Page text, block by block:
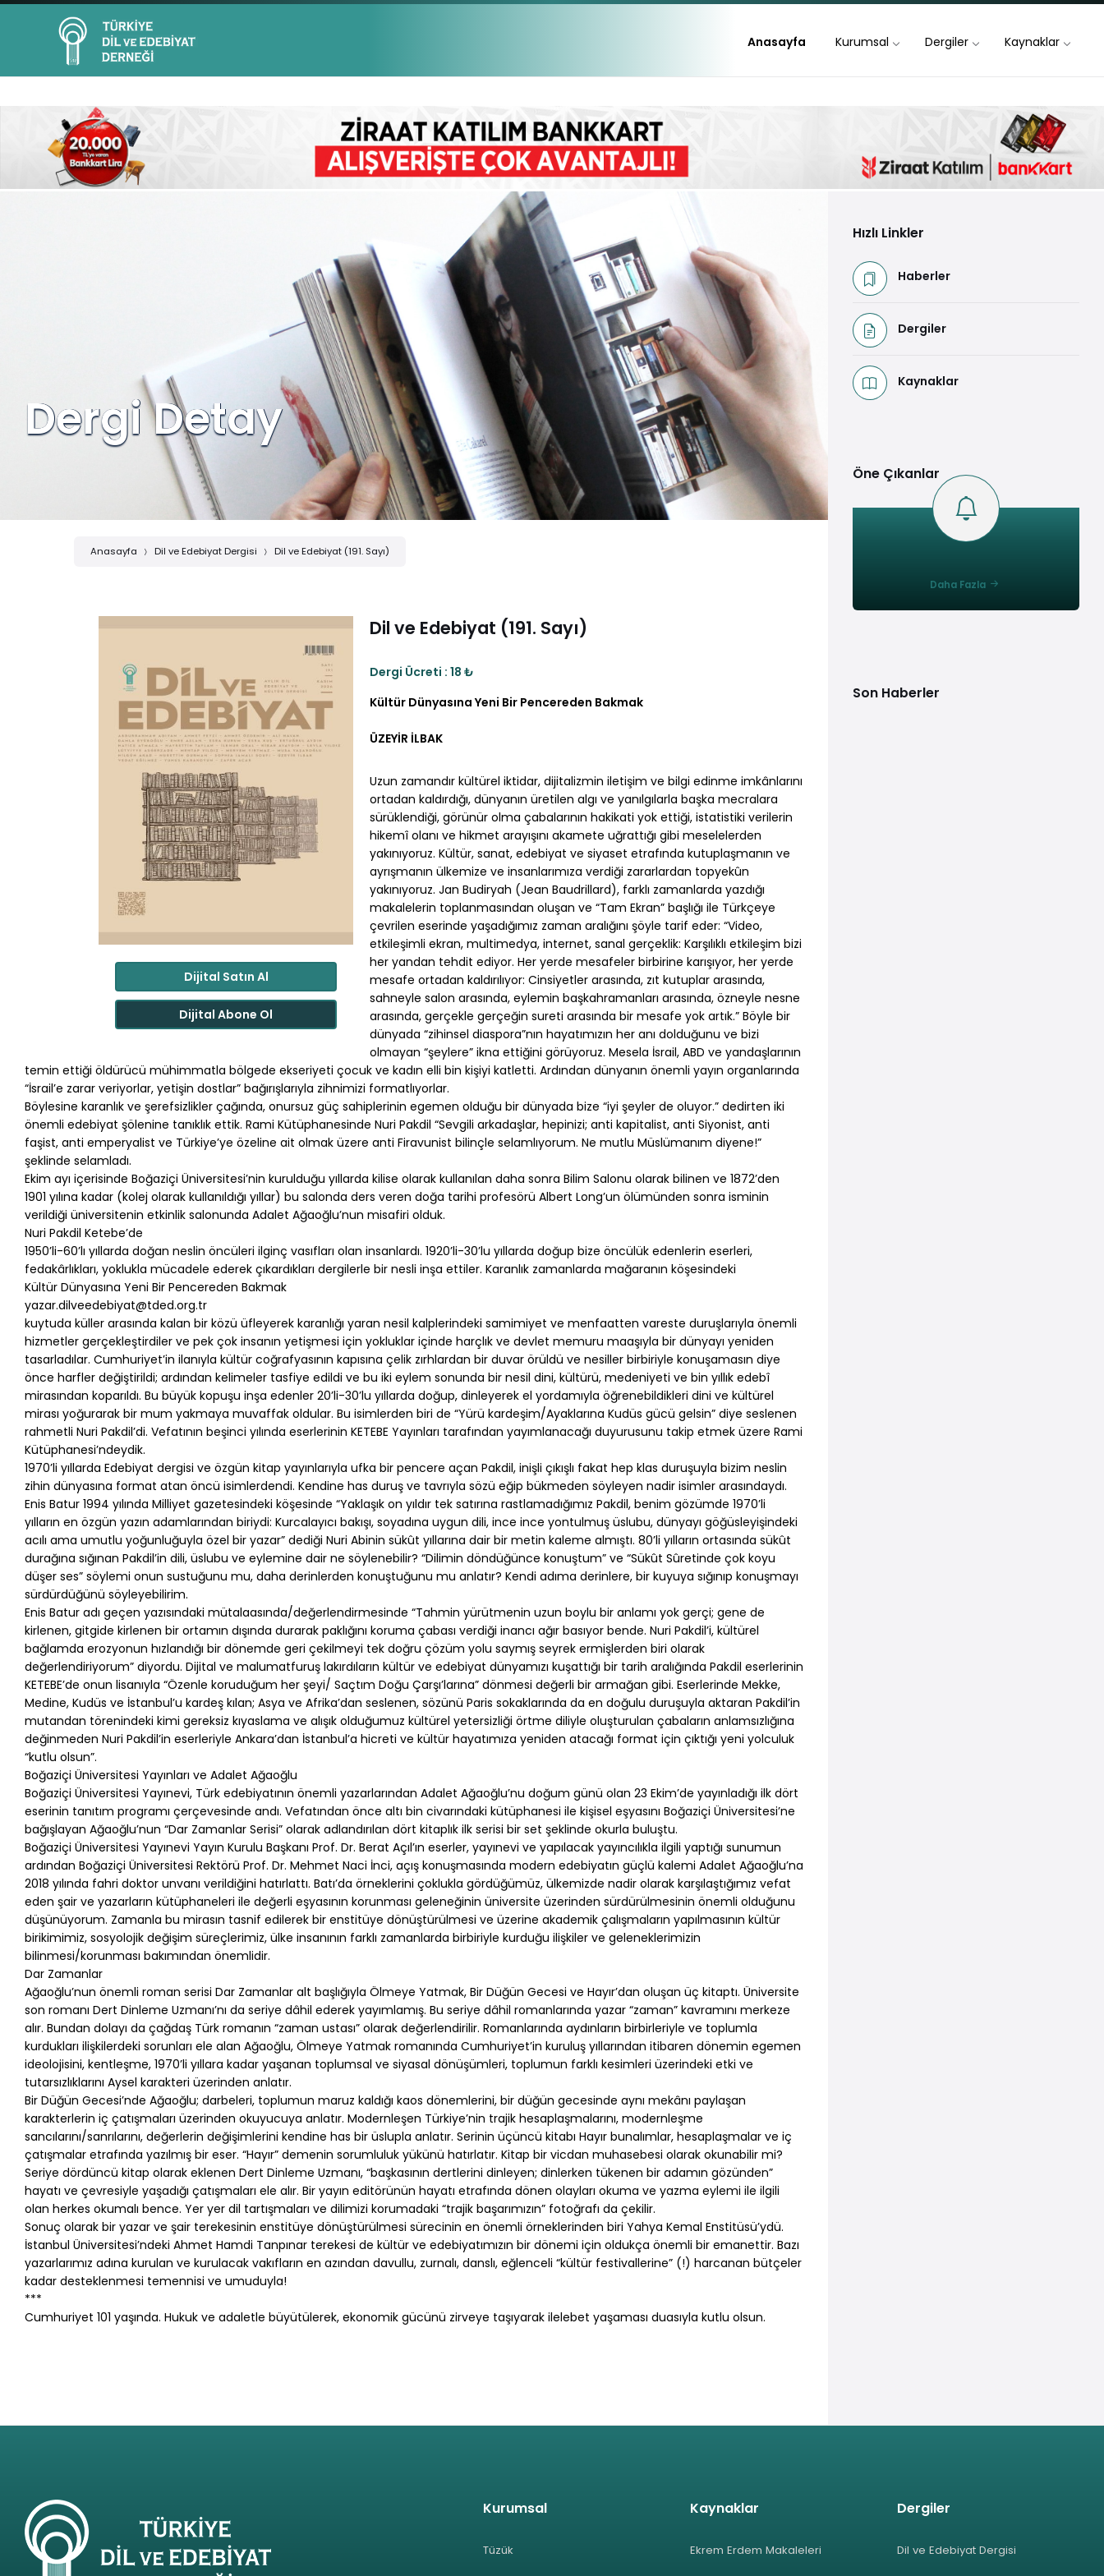
Anasayfa Kurumsal Dergiler Kaynaklar
Dergi Detay
Anasayfa Dil ve Edebiyat Dergisi Dil ve Edebiyat (191. Sayı)
Dijital Satın Al
Dijital Abone Ol
Dil ve Edebiyat (191. Sayı)
Dergi Ücreti : 18 ₺
Kültür Dünyasına Yeni Bir Pencereden Bakmak
ÜZEYİR İLBAK
Uzun zamandır kültürel iktidar, dijitalizmin iletişim ve bilgi edinme imkânlarını
ortadan kaldırdığı, dünyanın üretilen algı ve yanılgılarla başka mecralara
sürüklendiği, görünür olma çabalarının hakikati yok ettiği, istatistiki verilerin
hikemî olanı ve hikmet arayışını akamete uğrattığı gibi meselelerden
yakınıyoruz. Kültür, sanat, edebiyat ve siyaset etrafında kutuplaşmanın ve
ayrışmanın ülkemize ve insanlarımıza verdiği zararlardan topyekûn
yakınıyoruz. Jan Budiryah (Jean Baudrillard), farklı zamanlarda yazdığı
makalelerin toplanmasından oluşan ve “Tam Ekran” başlığı ile Türkçeye
çevrilen eserinde yaşadığımız zaman aralığını şöyle tarif eder: “Video,
etkileşimli ekran, multimedya, internet, sanal gerçeklik: Karşılıklı etkileşim bizi
her yandan tehdit ediyor. Her yerde mesafeler birbirine karışıyor, her yerde
mesafe ortadan kaldırılıyor: Cinsiyetler arasında, zıt kutuplar arasında,
sahneyle salon arasında, eylemin başkahramanları arasında, özneyle nesne
arasında, gerçekle gerçeğin sureti arasında bir mesafe yok artık.” Böyle bir
dünyada “zihinsel diaspora”nın hayatımızın her anı dolduğunu ve bizi
olmayan “şeylere” ikna ettiğini görüyoruz. Mesela İsrail, ABD ve yandaşlarının
temin ettiği öldürücü mühimmatla bölgede ekseriyeti çocuk ve kadın elli bin kişiyi katletti. Ardından dünyanın önemli yayın organlarında
“İsrail’e zarar veriyorlar, yetişin dostlar” bağırışlarıyla zihnimizi formatlıyorlar.
Böylesine karanlık ve şerefsizlikler çağında, onursuz güç sahiplerinin egemen olduğu bir dünyada bize “iyi şeyler de oluyor.” dedirten iki
önemli edebiyat şölenine tanıklık ettik. Rami Kütüphanesinde Nuri Pakdil “Sevgili arkadaşlar, hepinizi; anti kapitalist, anti Siyonist, anti
faşist, anti emperyalist ve Türkiye’ye özeline ait olmak üzere anti Firavunist bilinçle selamlıyorum. Ne mutlu Müslümanım diyene!”
şeklinde selamladı.
Ekim ayı içerisinde Boğaziçi Üniversitesi’nin kurulduğu yıllarda kilise olarak kullanılan daha sonra Bilim Salonu olarak bilinen ve 1872’den
1901 yılına kadar (kolej olarak kullanıldığı yıllar) bu salonda ders veren doğa tarihi profesörü Albert Long’un ölümünden sonra isminin
verildiği üniversitenin etkinlik salonunda Adalet Ağaoğlu’nun misafiri olduk.
Nuri Pakdil Ketebe’de
1950’li-60’lı yıllarda doğan neslin öncüleri ilginç vasıfları olan insanlardı. 1920’li-30’lu yıllarda doğup bize öncülük edenlerin eserleri,
fedakârlıkları, yoklukla mücadele ederek çıkardıkları dergilerle bir nesli inşa ettiler. Karanlık zamanlarda mağaranın köşesindeki
Kültür Dünyasına Yeni Bir Pencereden Bakmak
yazar.dilveedebiyat@tded.org.tr
kuytuda küller arasında kalan bir közü üfleyerek karanlığı yaran nesil kalplerindeki samimiyet ve menfaatten vareste duruşlarıyla önemli
hizmetler gerçekleştirdiler ve pek çok insanın yetişmesi için yokluklar içinde harçlık ve devlet memuru maaşıyla bir dünyayı yeniden
tasarladılar. Cumhuriyet’in ilanıyla kültür coğrafyasının kapısına çelik zırhlardan bir duvar örüldü ve nesiller birbiriyle konuşamasın diye
önce harfler değiştirildi; ardından kelimeler tasfiye edildi ve bu iki eylem sonunda bir nesil dini, kültürü, medeniyeti ve bin yıllık edebî
mirasından koparıldı. Bu büyük kopuşu inşa edenler 20’li-30’lu yıllarda doğup, dinleyerek el yordamıyla öğrenebildikleri dini ve kültürel
mirası yoğurarak bir mum yakmaya muvaffak oldular. Bu isimlerden biri de “Yürü kardeşim/Ayaklarına Kudüs gücü gelsin” diye seslenen
rahmetli Nuri Pakdil’di. Vefatının beşinci yılında eserlerinin KETEBE Yayınları tarafından yayımlanacağı duyurusunu takip etmek üzere Rami
Kütüphanesi’ndeydik.
1970’li yıllarda Edebiyat dergisi ve özgün kitap yayınlarıyla ufka bir pencere açan Pakdil, inişli çıkışlı fakat hep klas duruşuyla bizim neslin
zihin dünyasına format atan öncü isimlerdendi. Kendine has duruş ve tavrıyla sözü eğip bükmeden söyleyen nadir isimler arasındaydı.
Enis Batur 1994 yılında Milliyet gazetesindeki köşesinde “Yaklaşık on yıldır tek satırına rastlamadığımız Pakdil, benim gözümde 1970’li
yılların en özgün yazın adamlarından biriydi: Kurcalayıcı bakışı, soyadına uygun dili, ince ince yontulmuş üslubu, dünyayı göğüsleyişindeki
acılı ama umutlu yoğunluğuyla özel bir yazar” dediği Nuri Abinin sükût yıllarına dair bir metin kaleme almıştı. 80’li yılların ortasında sükût
durağına sığınan Pakdil’in dili, üslubu ve eylemine dair ne söylenebilir? “Dilimin döndüğünce konuştum” ve “Sükût Sûretinde çok koyu
düşer ses” söylemi onun sustuğunu mu, daha derinlerden konuştuğunu mu anlatır? Kendi adıma derinlere, bir kuyuya sığınıp konuşmayı
sürdürdüğünü söyleyebilirim.
Enis Batur adı geçen yazısındaki mütalaasında/değerlendirmesinde “Tahmin yürütmenin uzun boylu bir anlamı yok gerçi; gene de
kirlenen, gitgide kirlenen bir ortamın dışında durarak paklığını koruma çabası verdiği inancı ağır basıyor bende. Nuri Pakdil’i, kültürel
bağlamda erozyonun hızlandığı bir dönemde geri çekilmeyi tek doğru çözüm yolu saymış seyrek ermişlerden biri olarak
değerlendiriyorum” diyordu. Dijital ve malumatfuruş lakırdıların kültür ve edebiyat dünyamızı kuşattığı bir tarih aralığında Pakdil eserlerinin
KETEBE’de onun lisanıyla “Özenle koruduğum her şeyi/ Saçtım Doğu Çarşı’larına” dönmesi değerli bir armağan gibi. Eserlerinde Mekke,
Medine, Kudüs ve İstanbul’u kardeş kılan; Asya ve Afrika’dan seslenen, sözünü Paris sokaklarında da en doğulu duruşuyla aktaran Pakdil’in
mutandan törenindeki kimi gereksiz kıyaslama ve alışık olduğumuz kültürel yetersizliği örtme diliyle oluşturulan çabaların anlamsızlığına
değinmeden Nuri Pakdil’in eserleriyle Ankara’dan İstanbul’a hicreti ve kültür hayatımıza yeniden atacağı format için çıktığı yeni yolculuk
“kutlu olsun”.
Boğaziçi Üniversitesi Yayınları ve Adalet Ağaoğlu
Boğaziçi Üniversitesi Yayınevi, Türk edebiyatının önemli yazarlarından Adalet Ağaoğlu’nu doğum günü olan 23 Ekim’de yayınladığı ilk dört
eserinin tanıtım programı çerçevesinde andı. Vefatından önce altı bin civarındaki kütüphanesi ile kişisel eşyasını Boğaziçi Üniversitesi’ne
bağışlayan Ağaoğlu’nun “Dar Zamanlar Serisi” olarak adlandırılan dört kitaplık ilk serisi bir set şeklinde okurla buluştu.
Boğaziçi Üniversitesi Yayınevi Yayın Kurulu Başkanı Prof. Dr. Berat Açıl’ın eserler, yayınevi ve yapılacak yayıncılıkla ilgili yaptığı sunumun
ardından Boğaziçi Üniversitesi Rektörü Prof. Dr. Mehmet Naci İnci, açış konuşmasında modern edebiyatın güçlü kalemi Adalet Ağaoğlu’na
2018 yılında fahri doktor unvanı verildiğini hatırlattı. Batı’da örneklerini çoklukla gördüğümüz, ülkemizde nadir olarak karşılaştığımız vefat
eden şair ve yazarların kütüphaneleri ile değerli eşyasının korunması geleneğinin üniversite üzerinden sürdürülmesinin önemli olduğunu
düşünüyorum. Zamanla bu mirasın tasnif edilerek bir enstitüye dönüştürülmesi ve üzerine akademik çalışmaların yapılmasının kültür
birikimimiz, sosyolojik değişim süreçlerimiz, ülke insanının farklı zamanlarda birbiriyle kurduğu ilişkiler ve geleneklerimizin
bilinmesi/korunması bakımından önemlidir.
Dar Zamanlar
Ağaoğlu’nun önemli roman serisi Dar Zamanlar alt başlığıyla Ölmeye Yatmak, Bir Düğün Gecesi ve Hayır’dan oluşan üç kitaptı. Üniversite
son romanı Dert Dinleme Uzmanı’nı da seriye dâhil ederek yayımlamış. Bu seriye dâhil romanlarında yazar “zaman” kavramını merkeze
alır. Bundan dolayı da çağdaş Türk romanın “zaman ustası” olarak değerlendirilir. Romanlarında aydınların birbirleriyle ve toplumla
kurdukları ilişkilerdeki sorunları ele alan Ağaoğlu, Ölmeye Yatmak romanında Cumhuriyet’in kuruluş yıllarından itibaren dönemin egemen
ideolojisini, kentleşme, 1970’li yıllara kadar yaşanan toplumsal ve siyasal dönüşümleri, toplumun farklı kesimleri üzerindeki etki ve
tutarsızlıklarını Aysel karakteri üzerinden anlatır.
Bir Düğün Gecesi’nde Ağaoğlu; darbeleri, toplumun maruz kaldığı kaos dönemlerini, bir düğün gecesinde aynı mekânı paylaşan
karakterlerin iç çatışmaları üzerinden okuyucuya anlatır. Modernleşen Türkiye’nin trajik hesaplaşmalarını, modernleşme
sancılarını/sanrılarını, değerlerin değişimlerini kendine has bir üslupla anlatır. Serinin üçüncü kitabı Hayır bunalımlar, hesaplaşmalar ve iç
çatışmalar etrafında yazılmış bir eser. “Hayır” demenin sorumluluk yükünü hatırlatır. Kitap bir vicdan muhasebesi olarak okunabilir mi?
Seriye dördüncü kitap olarak eklenen Dert Dinleme Uzmanı, “başkasının dertlerini dinleyen; dinlerken tükenen bir adamın gözünden”
hayatı ve çevresiyle yaşadığı çatışmaları ele alır. Bir yayın editörünün hayatı etrafında dönen olayları okuma ve yazma eylemi ile ilgili
olan herkes okumalı bence. Yer yer dil tartışmaları ve dilimizi korumadaki “trajik başarımızın” fotoğrafı da çekilir.
Sonuç olarak bir yazar ve şair terekesinin enstitüye dönüştürülmesi sürecinin en önemli örneklerinden biri Yahya Kemal Enstitüsü’ydü.
İstanbul Üniversitesi’ndeki Ahmet Hamdi Tanpınar terekesi de kültür ve edebiyatımızın bir dönemi için oldukça önemli bir emanettir. Bazı
yazarlarımız adına kurulan ve kurulacak vakıfların en azından davullu, zurnalı, danslı, eğlenceli “kültür festivallerine” (!) harcanan bütçeler
kadar desteklenmesi temennisi ve umuduyla!
***
Cumhuriyet 101 yaşında. Hukuk ve adaletle büyütülerek, ekonomik gücünü zirveye taşıyarak ilelebet yaşaması duasıyla kutlu olsun.
Hızlı Linkler
Haberler
Dergiler
Kaynaklar
Öne Çıkanlar
Daha Fazla
Son Haberler
Kurumsal
Tüzük
Kaynaklar
Ekrem Erdem Makaleleri
Dergiler
Dil ve Edebiyat Dergisi